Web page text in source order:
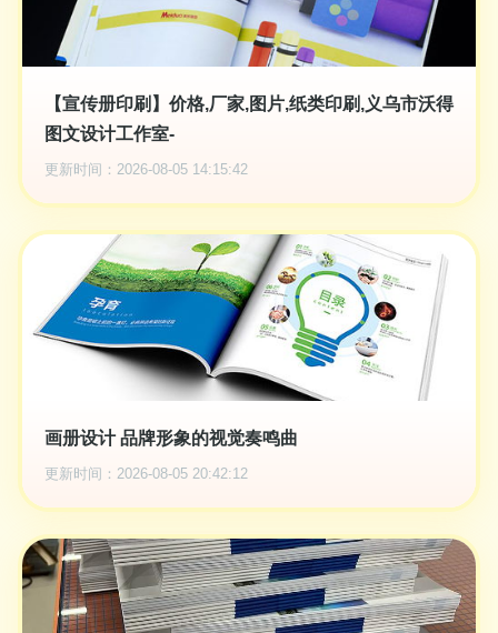
【宣传册印刷】价格,厂家,图片,纸类印刷,义乌市沃得
图文设计工作室-
更新时间：2026-08-05 14:15:42
画册设计 品牌形象的视觉奏鸣曲
更新时间：2026-08-05 20:42:12